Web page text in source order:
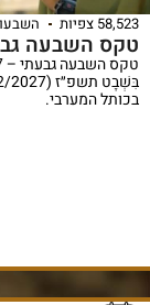
58,523 צפיות
טקס השבעה
בכותל המערבי.